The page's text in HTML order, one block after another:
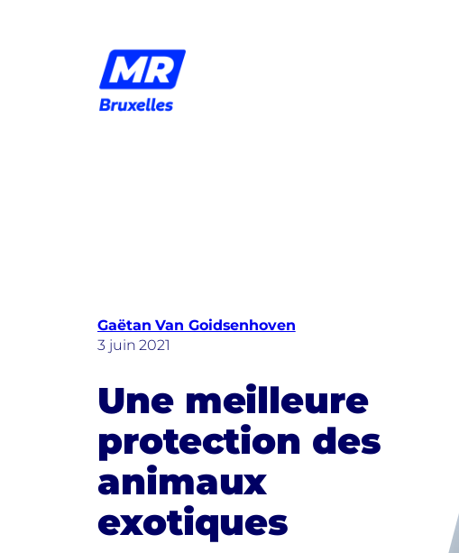
Gaëtan Van Goidsenhoven
3 juin 2021
Une meilleure
protection des
animaux
exotiques